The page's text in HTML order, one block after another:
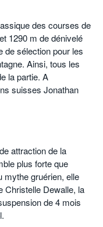
des courses de
1290 m de dénivelé
de sélection pour les
Ainsi, tous les
la partie. A
suisses Jonathan
attraction de la
plus forte que
mythe gruérien, elle
Christelle Dewalle, la
de 4 mois